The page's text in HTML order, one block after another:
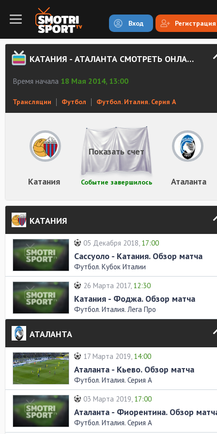
Вход Регистрация
КАТАНИЯ - АТАЛАНТА СМОТРЕТЬ ОНЛАЙН
Время начала 18 Мая 2014, 13:00
Трансляции Футбол Футбол. Италия. Серия А
Катания Аталанта
Событие завершилось
Показать счет
КАТАНИЯ
05 Декабря 2018, 17:00
Сассуоло - Катания. Обзор матча
Футбол. Кубок Италии
26 Марта 2017, 12:30
Катания - Фоджа. Обзор матча
Футбол. Италия. Лега Про
АТАЛАНТА
17 Марта 2019, 14:00
Аталанта - Кьево. Обзор матча
Футбол. Италия. Серия А
03 Марта 2019, 17:00
Аталанта - Фиорентина. Обзор
Футбол. Италия. Серия А